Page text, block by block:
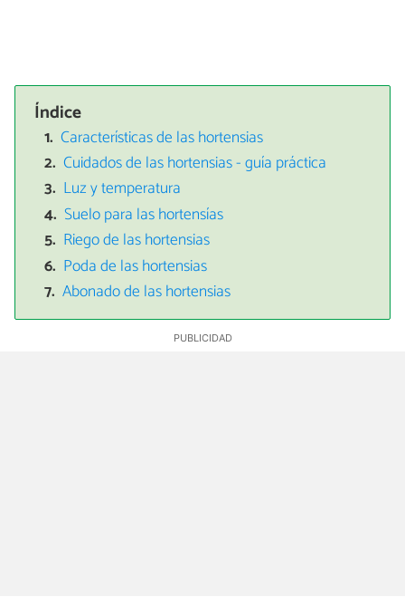
Índice
Características de las hortensias
Cuidados de las hortensias - guía práctica
Luz y temperatura
Suelo para las hortensías
Riego de las hortensias
Poda de las hortensias
Abonado de las hortensias